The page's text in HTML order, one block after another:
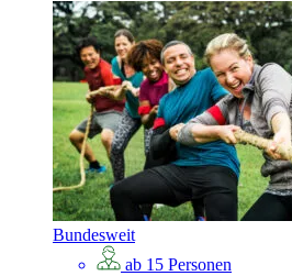
Bundesweit
ab 15 Personen